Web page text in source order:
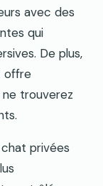
avec des
qui
De plus,
offre
trouverez
privées